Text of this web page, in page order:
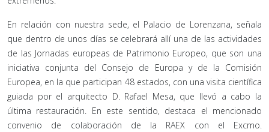
En relación con nuestra sede, el Palacio de Lorenzana, señala
que dentro de unos días se celebrará allí una de las actividades
de las Jornadas europeas de Patrimonio Europeo, que son una
iniciativa conjunta del Consejo de Europa y de la Comisión
Europea, en la que participan 48 estados, con una visita científica
guiada por el arquitecto D. Rafael Mesa, que llevó a cabo la
última restauración. En este sentido, destaca el mencionado
convenio de colaboración de la RAEX con el Excmo.